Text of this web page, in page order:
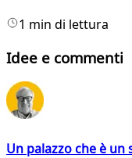
1 min di lettura
Idee e commenti
Un palazzo che è